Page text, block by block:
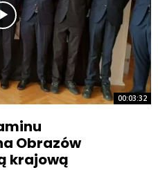
00:03:32
Obrazów
krajową